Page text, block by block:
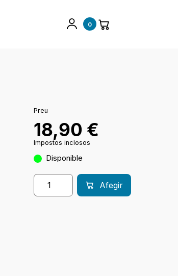
0
Preu
18,90 €
Impostos inclosos
Disponible
Afegir